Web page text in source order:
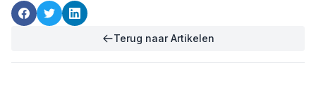
Terug naar Artikelen